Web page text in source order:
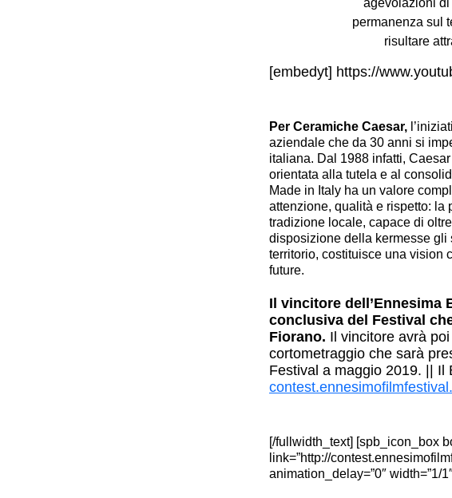
agevolazioni di
permanenza sul
risultare
[embedyt] https://
Per Ceramiche Caesar,
aziendale che da 30 anni si
italiana. Dal 1988 infatti,
orientata alla tutela e al
Made in Italy ha un valore
attenzione, qualità e rispetto: la
tradizione locale, capace di
disposizione della kermesse gli
territorio, costituisce una vision
future.
Il vincitore dell’Ennesima
conclusiva del Festival
Fiorano. Il vincitore avrà
cortometraggio che sarà
Festival a maggio 2019. || Il
[/fullwidth_text] [spb_icon_box
link=”http://
animation_delay=”0″ width=”1/